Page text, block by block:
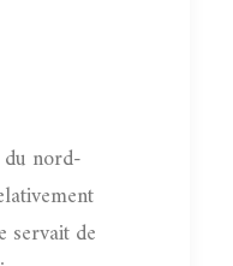
du nord-
servait de